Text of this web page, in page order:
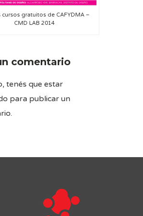
cursos gratuitos de CAFYDMA –
CMD LAB 2014
comentario
tenés que estar
para publicar un